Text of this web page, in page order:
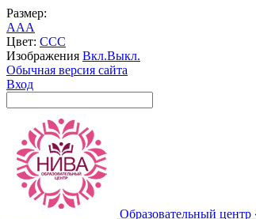
Размер:
AAA
Цвет: CCC
Изображения Вкл.Выкл.
Обычная версия сайта
Вход
Образовательный